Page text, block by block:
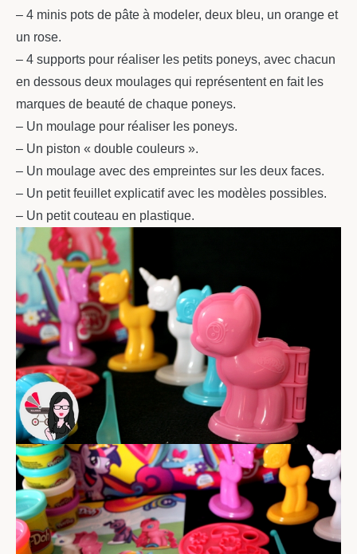
– 4 minis pots de pâte à modeler, deux bleu, un orange et
un rose.
– 4 supports pour réaliser les petits poneys, avec chacun
en dessous deux moulages qui représentent en fait les
marques de beauté de chaque poneys.
– Un moulage pour réaliser les poneys.
– Un piston « double couleurs ».
– Un moulage avec des empreintes sur les deux faces.
– Un petit feuillet explicatif avec les modèles possibles.
– Un petit couteau en plastique.